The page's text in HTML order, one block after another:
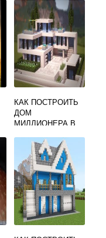
КАК ПОСТРОИТЬ
ДОМ
МИЛЛИОНЕРА В